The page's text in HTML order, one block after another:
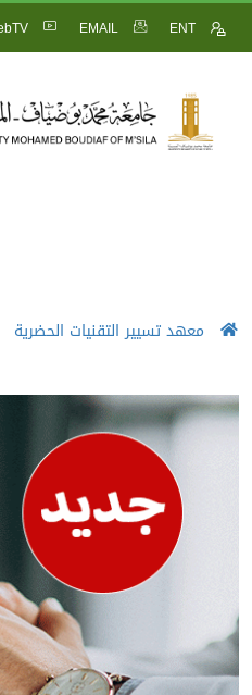
ENT
EMAIL
معهد تسيير التقنيات الحضرية